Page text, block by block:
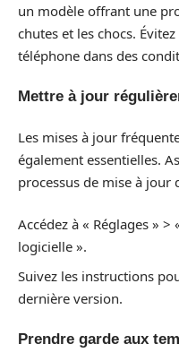
un modèle offrant une
chutes et les chocs.
téléphone dans des
Mettre à jour
Les mises à jour
également essentielles.
processus de mise à jour
Accédez à « Réglages »
logicielle ».
Suivez les instructions
dernière version.
Prendre garde aux